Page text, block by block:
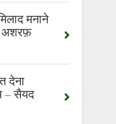
मनाने
अशरफ़
देना
– सैयद